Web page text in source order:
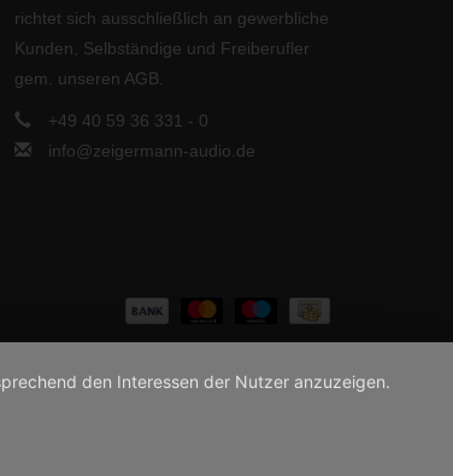
richtet sich ausschließlich an gewerbliche
Kunden, Selbständige und Freiberufler
gem. unseren AGB.
+49 40 59 36 331 - 0
info@zeigermann-audio.de
den Interessen der Nutzer anzuzeigen.